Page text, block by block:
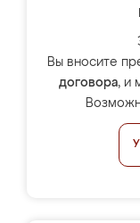
Вы вносите
договора, и